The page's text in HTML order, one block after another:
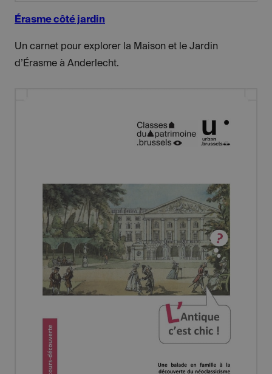
Érasme côté jardin
Un carnet pour explorer la Maison et le Jardin
d’Érasme à Anderlecht.